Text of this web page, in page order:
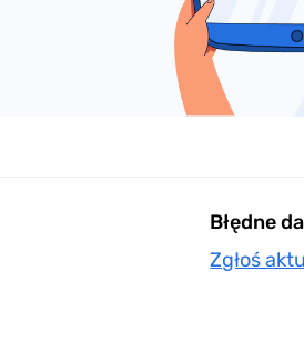
Błędne
Zgłoś